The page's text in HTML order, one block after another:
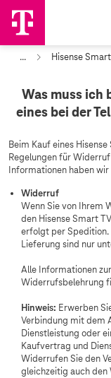
... Hisense
Was muss ich
eines bei der
Beim Kauf eines
Regelungen für
Informationen haben
Widerruf
Wenn Sie von Ihrem
den Hisense Smart
erfolgt per Spedition.
Lieferung sind nur
Alle Informationen
Widerrufsbelehrung
Hinweis: Erwerben
Verbindung mit dem
Dienstleistung oder
Kaufvertrag und
Widerrufen Sie den
gleichzeitig auch